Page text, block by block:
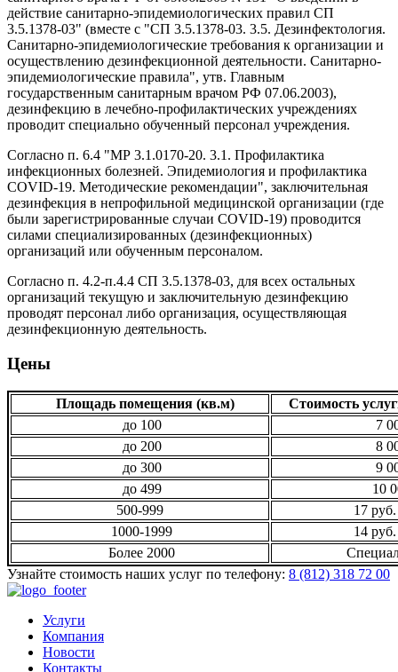
действие санитарно-эпидемиологических правил СП
3.5.1378-03" (вместе с "СП 3.5.1378-03. 3.5. Дезинфектология.
Санитарно-эпидемиологические требования к организации и
осуществлению дезинфекционной деятельности. Санитарно-
эпидемиологические правила", утв. Главным
государственным санитарным врачом РФ 07.06.2003),
дезинфекцию в лечебно-профилактических учреждениях
проводит специально обученный персонал учреждения.
Согласно п. 6.4 "МР 3.1.0170-20. 3.1. Профилактика
инфекционных болезней. Эпидемиология и профилактика
COVID-19. Методические рекомендации", заключительная
дезинфекция в непрофильной медицинской организации (где
были зарегистрированные случаи COVID-19) проводится
силами специализированных (дезинфекционных)
организаций или обученным персоналом.
Согласно п. 4.2-п.4.4 СП 3.5.1378-03, для всех остальных
организаций текущую и заключительную дезинфекцию
проводят персонал либо организация, осуществляющая
дезинфекционную деятельность.
Цены
Площадь помещения (кв.м)
Стоимость
до 100
7
до 200
8
до 300
9
до 499
10
500-999
17
1000-1999
14
Более 2000
Узнайте стоимость наших услуг по телефону: 8 (812) 318 72 00
Услуги
Компания
Новости
Контакты